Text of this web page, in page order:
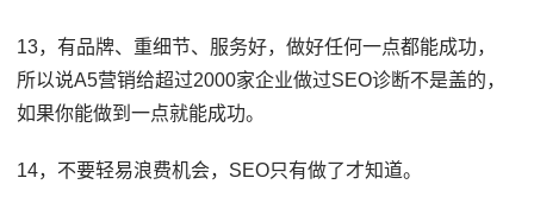
13，有品牌、重细节、服务好，做好任何一点都能成功，
所以说A5营销给超过2000家企业做过SEO诊断不是盖的，
如果你能做到一点就能成功。
14，不要轻易浪费机会，SEO只有做了才知道。